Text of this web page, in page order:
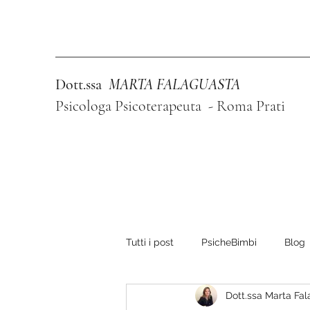
Dott.ssa MARTA FALAGUASTA
Psicologa Psicoterapeuta - Roma Prati
Tutti i post PsicheBimbi Blog
Dott.ssa Marta